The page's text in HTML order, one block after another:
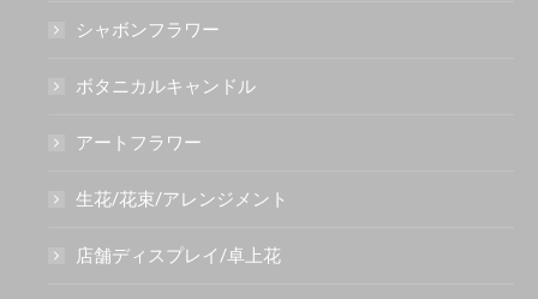
シャボンフラワー
ボタニカルキャンドル
アートフラワー
生花/花束/アレンジメント
店舗ディスプレイ/卓上花